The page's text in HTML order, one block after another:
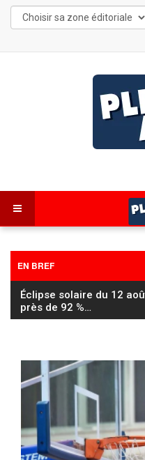
EN BREF
Éclipse solaire du 12
près de 92 %…